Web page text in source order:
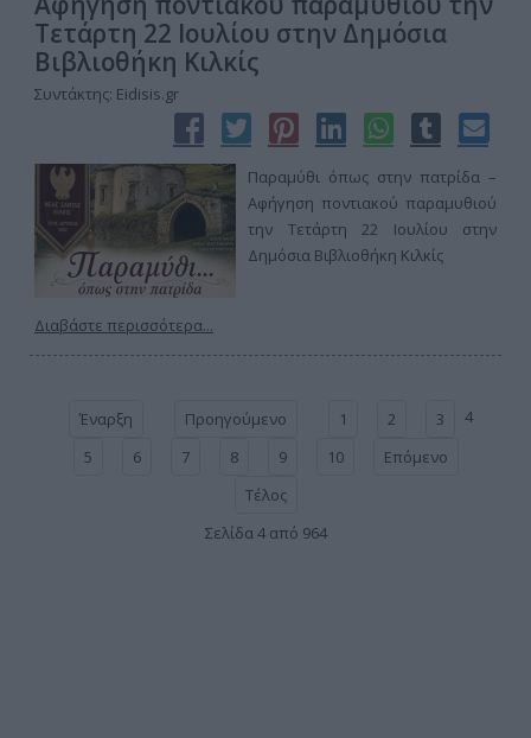
Τετάρτη 22 Ιουλίου στην Δημόσια
Βιβλιοθήκη Κιλκίς
Συντάκτης: Eidisis.gr
Παραμύθι όπως στην πατρίδα –
Αφήγηση ποντιακού παραμυθιού
την Τετάρτη 22 Ιουλίου στην
Δημόσια Βιβλιοθήκη Κιλκίς
Διαβάστε περισσότερα...
Έναρξη Προηγούμενο 1 2 3
4
5
6 7 8 9 10
Επόμενο
Τέλος
Σελίδα 4 από 964